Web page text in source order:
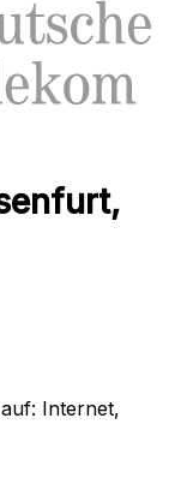
Internet,